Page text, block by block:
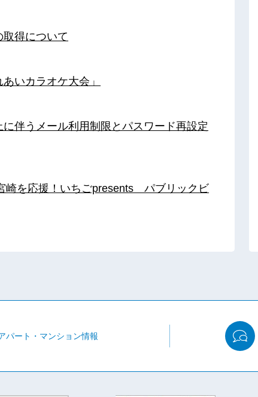
取得について
いカラオケ大会」
に伴うメール利用制限とパスワード再設定
崎を応援！いちごpresents パブリックビ
パート・マンション情報